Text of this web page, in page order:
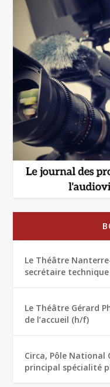
Le Théâtre
secrétaire
Le Théâtre Gérard
de l’accueil (h/f)
Circa, Pôle National
principal spécialité